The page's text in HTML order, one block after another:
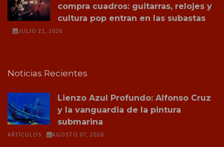
compra cuadros: guitarras, relojes y
cultura pop entran en las subastas
JULIO 21, 2026
Noticias Recientes
Lienzo Azul Profundo: Alfonso Cruz
y la vanguardia de la pintura
submarina
ARTÍCULOS AGOSTO 07, 2026